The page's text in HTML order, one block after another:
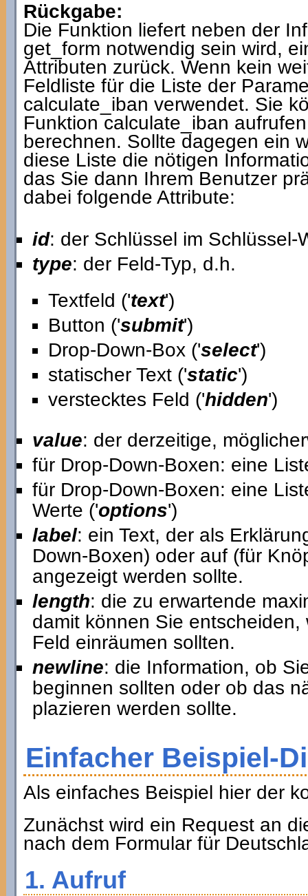
Rückgabe:
Die Funktion liefert neben der
get_form notwendig sein wird,
Attributen zurück. Wenn kein
Feldliste für die Liste der
calculate_iban verwendet. Sie
Funktion calculate_iban
berechnen. Sollte dagegen ein
diese Liste die nötigen
das Sie dann Ihrem Benutzer
dabei folgende Attribute:
id: der Schlüssel im Schlüssel-
type: der Feld-Typ, d.h.
Textfeld ('text')
Button ('submit')
Drop-Down-Box ('select')
statischer Text ('static')
verstecktes Feld ('hidden')
value: der derzeitige,
für Drop-Down-Boxen: eine
für Drop-Down-Boxen: eine
Werte ('options')
label: ein Text, der als
Down-Boxen) oder auf (für
angezeigt werden sollte.
length: die zu erwartende
damit können Sie
Feld einräumen sollten.
newline: die Information, ob
beginnen sollten oder ob das
plazieren werden sollte.
Einfacher Beispiel-
Als einfaches Beispiel hier der
Zunächst wird ein Request an
nach dem Formular für
1. Aufruf